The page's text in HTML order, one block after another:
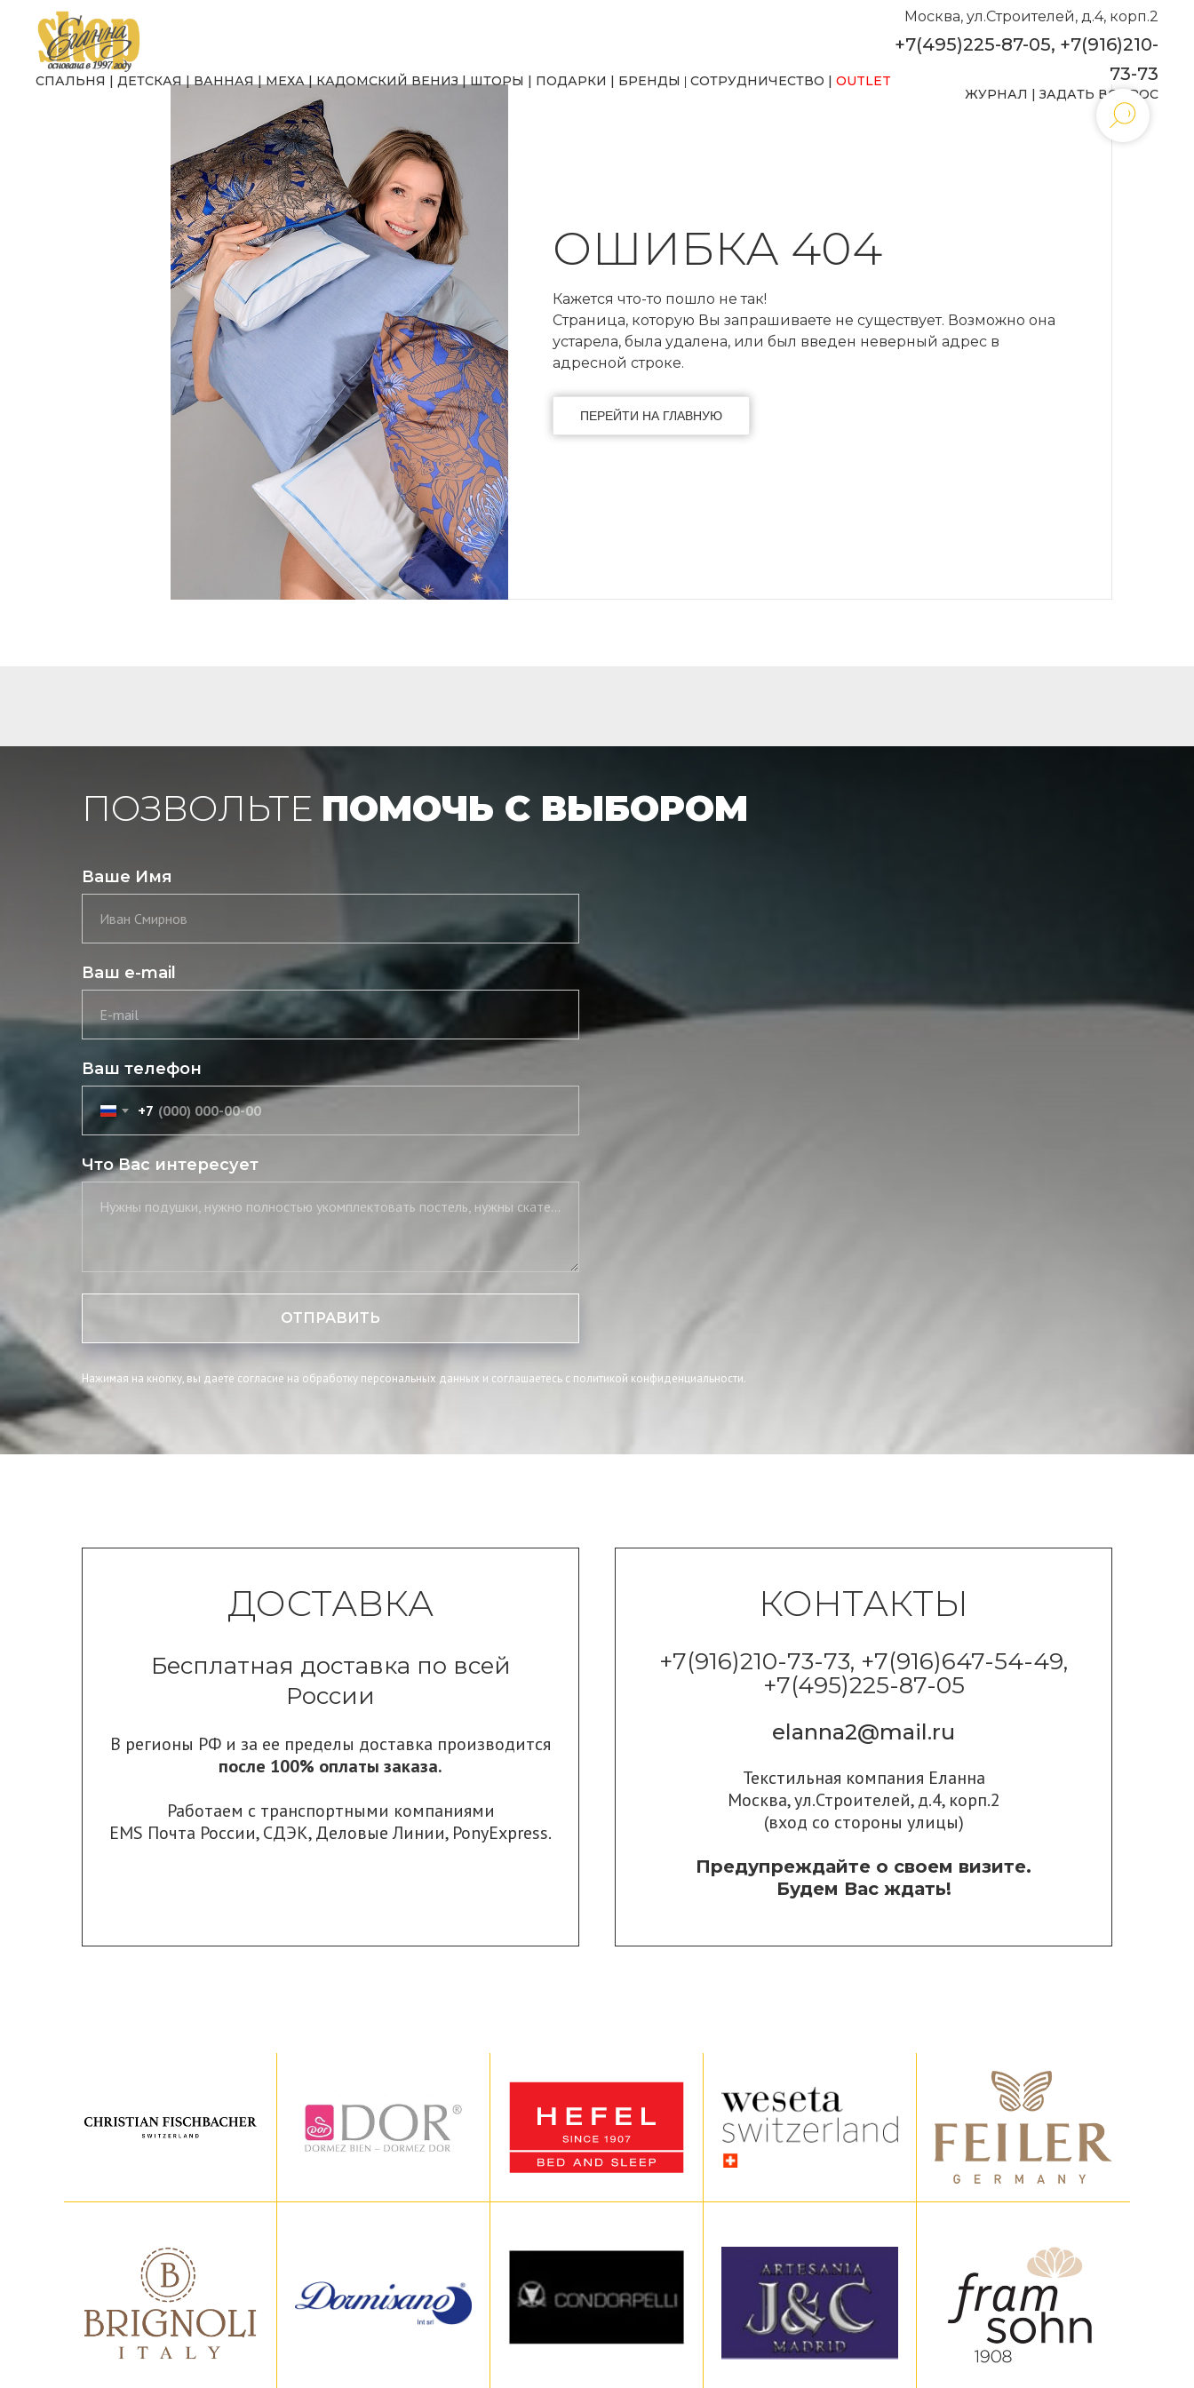
СПАЛЬНЯ ДЕТСКАЯ|ВАННАЯ|МЕХА|КАДОМСКИЙ ВЕНИЗ |ШТОРЫ ПОДАРКИ БРЕНДЫ СОТРУДНИЧЕСТВО OUTLET
Москва, ул.Строителей, д.4, корп.2
+7(495)225-87-05, +7(916)210-
73-73
ЖУРНАЛ | ЗАДАТЬ ВОПРОС
ОШИБКА 404
Кажется что-то пошло не так!
Страница, которую Вы запрашиваете не существует. Возможно она
устарела, была удалена, или был введен неверный адрес в
адресной строке.
ПЕРЕЙТИ НА ГЛАВНУЮ
ПОЗВОЛЬТЕ ПОМОЧЬ С ВЫБОРОМ
Ваше Имя
Иван Смирнов
Ваш e-mail
E-mail
Ваш телефон
+7
Что Вас интересует
Нужны подушки, нужно полностью укомплектовать постель, нужны скатерть и салфетки
ОТПРАВИТЬ
Нажимая на кнопку, вы даете согласие на обработку персональных данных и соглашаетесь c политикой конфиденциальности.
ДОСТАВКА
Бесплатная доставка по всей
России
В регионы РФ и за ее пределы доставка производится
после 100% оплаты заказа.
Работаем с транспортными компаниями
EMS Почта России,СДЭК,Деловые Линии, PonyExpress.
КОНТАКТЫ
+7(916)210-73-73, +7(916)647-54-49,
+7(495)225-87-05
elanna2@mail.ru
Текстильная компания Еланна
Москва, ул.Строителей, д.4, корп.2
(вход со стороны улицы)
Предупреждайте о своем визите.
Будем Вас ждать!